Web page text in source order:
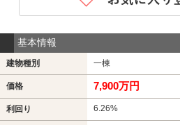
基本情報
建物種別 一棟
価格 7,900万円
利回り 6.26%